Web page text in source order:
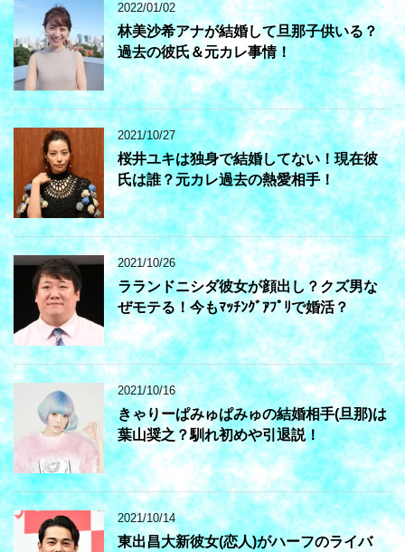
2022/01/02
林美沙希アナが結婚して旦那子供いる？
過去の彼氏＆元カレ事情！
2021/10/27
桜井ユキは独身で結婚してない！現在彼
氏は誰？元カレ過去の熱愛相手！
2021/10/26
ラランドニシダ彼女が顔出し？クズ男な
ぜモテる！今もﾏｯﾁﾝｸﾞｱﾌﾟﾘで婚活？
2021/10/16
きゃりーぱみゅぱみゅの結婚相手(旦那)は
葉山奨之？馴れ初めや引退説！
2021/10/14
東出昌大新彼女(恋人)がハーフのライバ